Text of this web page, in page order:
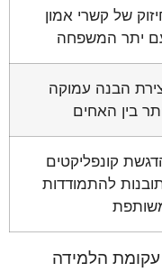
של קשרי אמון
יתר המשפחה
הבנה עמוקה
בין האחים
קונפליקטים
להתמודדות
עקומת הלמידה